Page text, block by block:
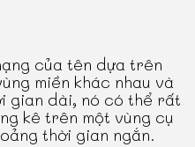
của tên dựa trên
miền khác nhau và
gian dài, nó có thể rất
kê trên một vùng cụ
thời gian ngắn.